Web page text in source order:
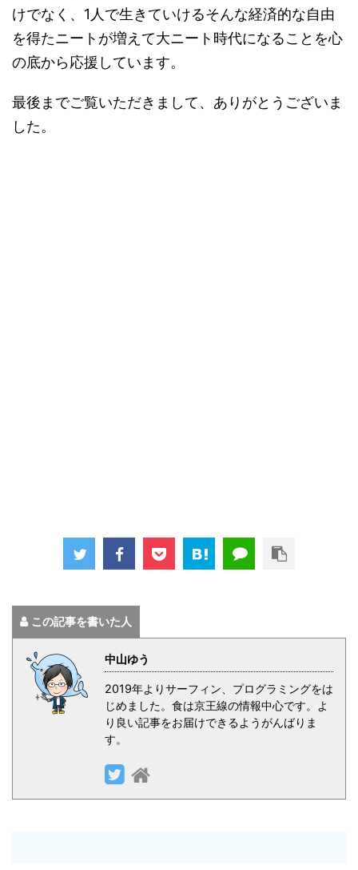
けでなく、1人で生きていけるそんな経済的な自由
を得たニートが増えて大ニート時代になることを心
の底から応援しています。
最後までご覧いただきまして、ありがとうございま
した。
この記事を書いた人
中山ゆう
2019年よりサーフィン、プログラミングをは
じめました。食は京王線の情報中心です。よ
り良い記事をお届けできるようがんばりま
す。